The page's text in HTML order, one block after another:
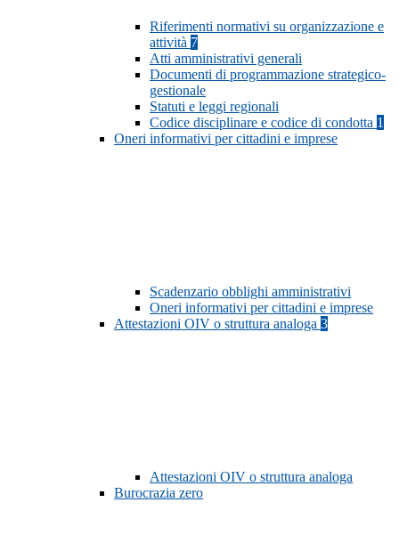
Riferimenti normativi su organizzazione e
attività 7
Atti amministrativi generali
Documenti di programmazione strategico-
gestionale
Statuti e leggi regionali
Codice disciplinare e codice di condotta 1
Oneri informativi per cittadini e imprese
Scadenzario obblighi amministrativi
Oneri informativi per cittadini e imprese
Attestazioni OIV o struttura analoga 3
Attestazioni OIV o struttura analoga
Burocrazia zero